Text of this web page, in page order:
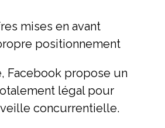
mises en avant
positionnement
Facebook propose un
légal pour
concurrentielle.